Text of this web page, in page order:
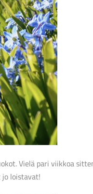
Vielä pari viikkoa
loistavat!